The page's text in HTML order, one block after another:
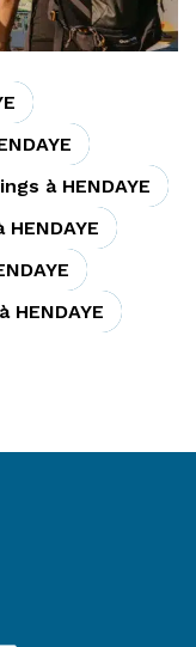
à HENDAYE